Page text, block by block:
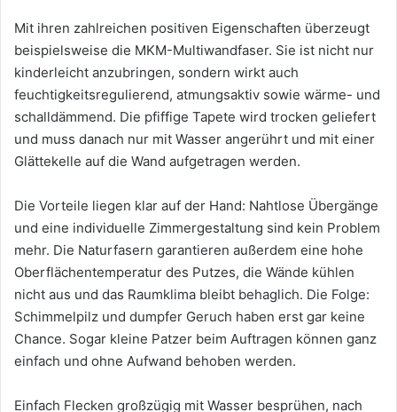
Mit ihren zahlreichen positiven Eigenschaften überzeugt
beispielsweise die MKM-Multiwandfaser. Sie ist nicht nur
kinderleicht anzubringen, sondern wirkt auch
feuchtigkeitsregulierend, atmungsaktiv sowie wärme- und
schalldämmend. Die pfiffige Tapete wird trocken geliefert
und muss danach nur mit Wasser angerührt und mit einer
Glättekelle auf die Wand aufgetragen werden.
Die Vorteile liegen klar auf der Hand: Nahtlose Übergänge
und eine individuelle Zimmergestaltung sind kein Problem
mehr. Die Naturfasern garantieren außerdem eine hohe
Oberflächentemperatur des Putzes, die Wände kühlen
nicht aus und das Raumklima bleibt behaglich. Die Folge:
Schimmelpilz und dumpfer Geruch haben erst gar keine
Chance. Sogar kleine Patzer beim Auftragen können ganz
einfach und ohne Aufwand behoben werden.
Einfach Flecken großzügig mit Wasser besprühen, nach